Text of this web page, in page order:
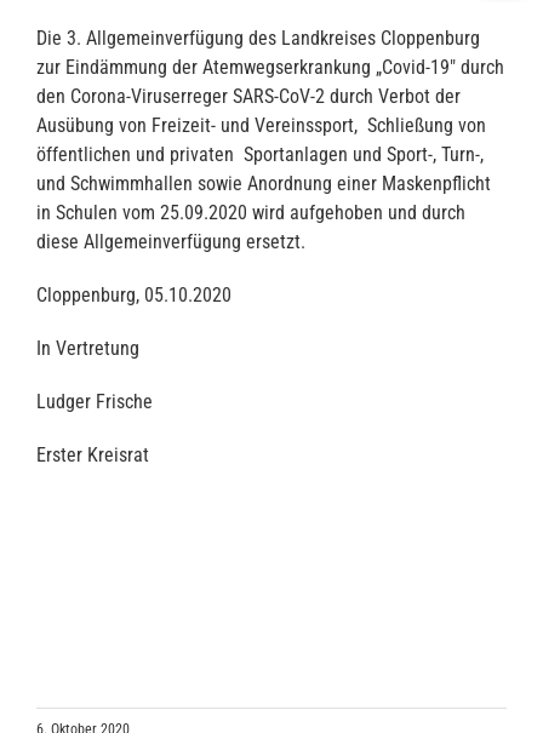
Die 3. Allgemeinverfügung des Landkreises Cloppenburg
zur Eindämmung der Atemwegserkrankung „Covid-19″ durch
den Corona-Viruserreger SARS-CoV-2 durch Verbot der
Ausübung von Freizeit- und Vereinssport, Schließung von
öffentlichen und privaten Sportanlagen und Sport-, Turn-,
und Schwimmhallen sowie Anordnung einer Maskenpflicht
in Schulen vom 25.09.2020 wird aufgehoben und durch
diese Allgemeinverfügung ersetzt.
Cloppenburg, 05.10.2020
In Vertretung
Ludger Frische
Erster Kreisrat